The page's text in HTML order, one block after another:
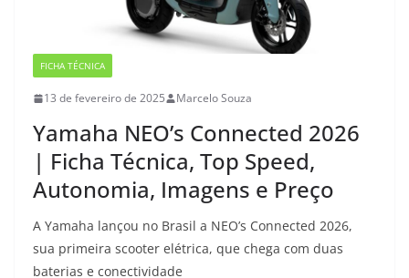
FICHA TÉCNICA
13 de fevereiro de 2025 Marcelo Souza
Yamaha NEO’s Connected 2026
| Ficha Técnica, Top Speed,
Autonomia, Imagens e Preço
A Yamaha lançou no Brasil a NEO’s Connected 2026,
sua primeira scooter elétrica, que chega com duas
baterias e conectividade